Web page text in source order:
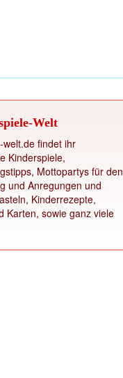
Welt
findet ihr
Kinderspiele,
Mottopartys für den
und Anregungen und
Kinderrezepte,
Karten, sowie ganz viele